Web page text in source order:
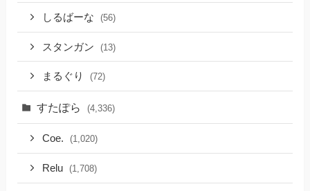
しるばーな (56)
スタンガン (13)
まるぐり (72)
すたぽら (4,336)
Coe. (1,020)
Relu (1,708)